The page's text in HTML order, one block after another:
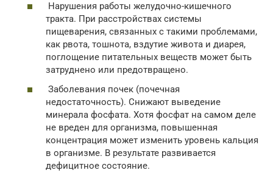
Нарушения работы желудочно-кишечного
тракта. При расстройствах системы
пищеварения, связанных с такими проблемами,
как рвота, тошнота, вздутие живота и диарея,
поглощение питательных веществ может быть
затруднено или предотвращено.
Заболевания почек (почечная
недостаточность). Снижают выведение
минерала фосфата. Хотя фосфат на самом деле
не вреден для организма, повышенная
концентрация может изменить уровень кальция
в организме. В результате развивается
дефицитное состояние.